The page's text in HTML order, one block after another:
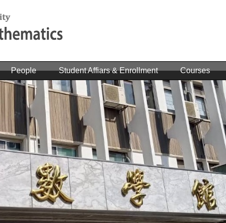
People Student Affiars & Enrollment Courses